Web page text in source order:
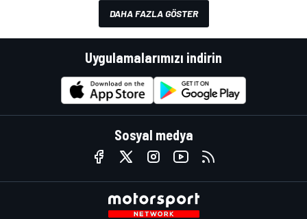
DAHA FAZLA GÖSTER
Uygulamalarımızı indirin
Sosyal medya